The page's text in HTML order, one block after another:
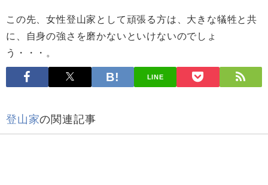
この先、女性登山家として頑張る方は、大きな犠牲と共
に、自身の強さを磨かないといけないのでしょ
う・・・。
LINE
登山家の関連記事